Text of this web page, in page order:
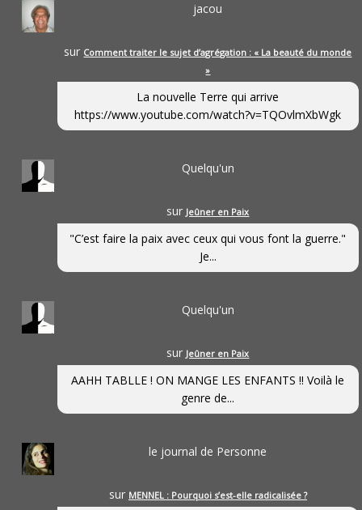
jacou
sur Comment traiter le sujet d’agrégation : « La beauté du monde
»
La nouvelle Terre qui arrive
https://www.youtube.com/watch?v=TQOvlmXbWgk
Quelqu'un
sur Jeûner en Paix
"C’est faire la paix avec ceux qui vous font la guerre."
Je...
Quelqu'un
sur Jeûner en Paix
AAHH TABLLE ! ON MANGE LES ENFANTS !! Voilà le
genre de...
le journal de Personne
sur MENNEL : Pourquoi s’est-elle radicalisée ?